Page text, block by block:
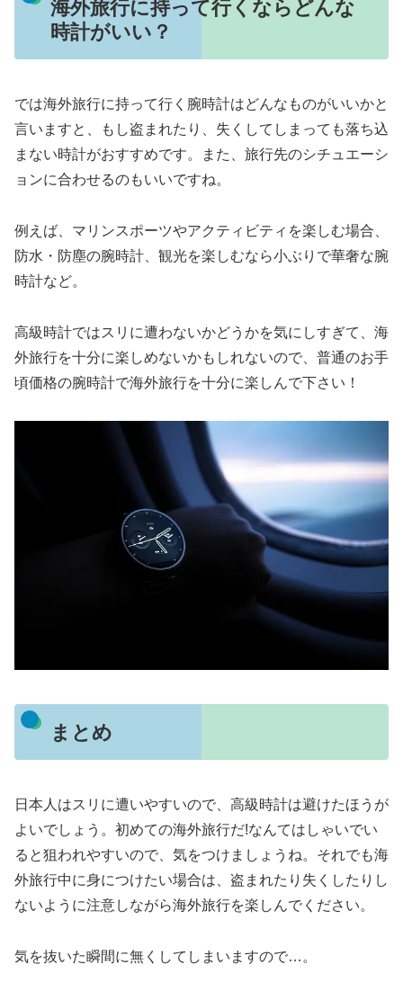
海外旅行に持って行くならどんな
時計がいい？
では海外旅行に持って行く腕時計はどんなものがいいかと
言いますと、もし盗まれたり、失くしてしまっても落ち込
まない時計がおすすめです。また、旅行先のシチュエーシ
ョンに合わせるのもいいですね。
例えば、マリンスポーツやアクティビティを楽しむ場合、
防水・防塵の腕時計、観光を楽しむなら小ぶりで華奢な腕
時計など。
高級時計ではスリに遭わないかどうかを気にしすぎて、海
外旅行を十分に楽しめないかもしれないので、普通のお手
頃価格の腕時計で海外旅行を十分に楽しんで下さい！
まとめ
日本人はスリに遭いやすいので、高級時計は避けたほうが
よいでしょう。初めての海外旅行だ!なんてはしゃいでい
ると狙われやすいので、気をつけましょうね。それでも海
外旅行中に身につけたい場合は、盗まれたり失くしたりし
ないように注意しながら海外旅行を楽しんでください。
気を抜いた瞬間に無くしてしまいますので…。